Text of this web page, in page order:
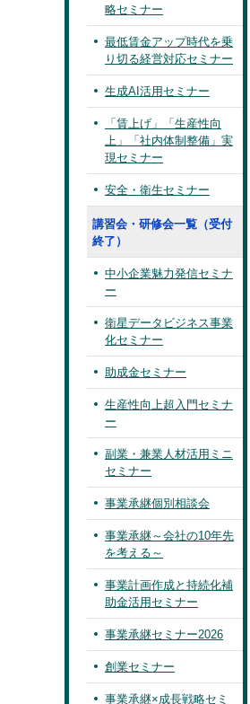
略セミナー
最低賃金アップ時代を乗
り切る経営対応セミナー
生成AI活用セミナー
「賃上げ」「生産性向
上」「社内体制整備」実
現セミナー
安全・衛生セミナー
講習会・研修会一覧（受付
終了）
中小企業魅力発信セミナ
ー
衛星データビジネス事業
化セミナー
助成金セミナー
生産性向上超入門セミナ
ー
副業・兼業人材活用ミニ
セミナー
事業承継個別相談会
事業承継～会社の10年先
を考える～
事業計画作成と持続化補
助金活用セミナー
事業承継セミナー2026
創業セミナー
事業承継×成長戦略セミ